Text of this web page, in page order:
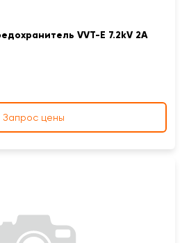
VVT-E 7.2kV 2A
Запрос цены